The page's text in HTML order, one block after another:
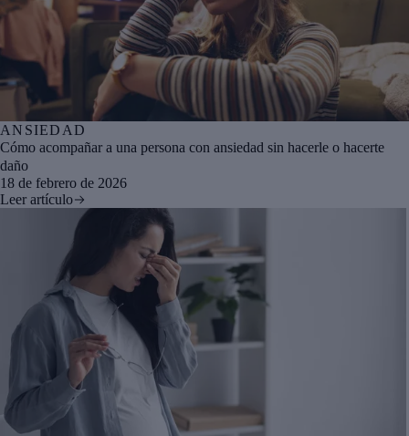
ANSIEDAD
Cómo acompañar a una persona con ansiedad sin hacerle o hacerte
daño
18 de febrero de 2026
Leer artículo